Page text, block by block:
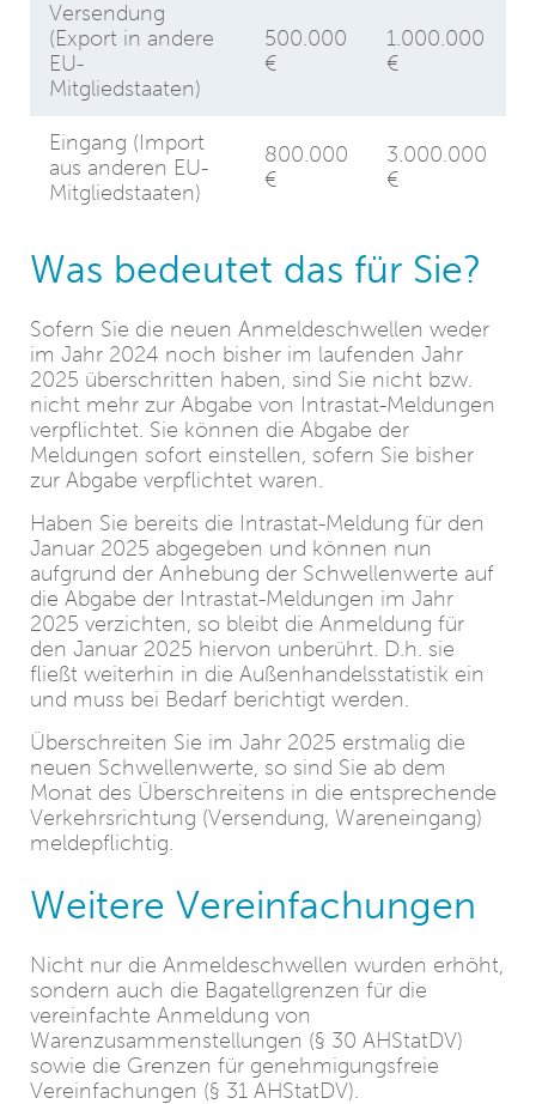
Versendung
(Export in andere
EU-
Mitgliedstaaten)
500.000
€
1.000.000
€
Eingang (Import
aus anderen EU-
Mitgliedstaaten)
800.000
€
3.000.000
€
Was bedeutet das für Sie?
Sofern Sie die neuen Anmeldeschwellen weder
im Jahr 2024 noch bisher im laufenden Jahr
2025 überschritten haben, sind Sie nicht bzw.
nicht mehr zur Abgabe von Intrastat-Meldungen
verpflichtet. Sie können die Abgabe der
Meldungen sofort einstellen, sofern Sie bisher
zur Abgabe verpflichtet waren.
Haben Sie bereits die Intrastat-Meldung für den
Januar 2025 abgegeben und können nun
aufgrund der Anhebung der Schwellenwerte auf
die Abgabe der Intrastat-Meldungen im Jahr
2025 verzichten, so bleibt die Anmeldung für
den Januar 2025 hiervon unberührt. D.h. sie
fließt weiterhin in die Außenhandelsstatistik ein
und muss bei Bedarf berichtigt werden.
Überschreiten Sie im Jahr 2025 erstmalig die
neuen Schwellenwerte, so sind Sie ab dem
Monat des Überschreitens in die entsprechende
Verkehrsrichtung (Versendung, Wareneingang)
meldepflichtig.
Weitere Vereinfachungen
Nicht nur die Anmeldeschwellen wurden erhöht,
sondern auch die Bagatellgrenzen für die
vereinfachte Anmeldung von
Warenzusammenstellungen (§ 30 AHStatDV)
sowie die Grenzen für genehmigungsfreie
Vereinfachungen (§ 31 AHStatDV).